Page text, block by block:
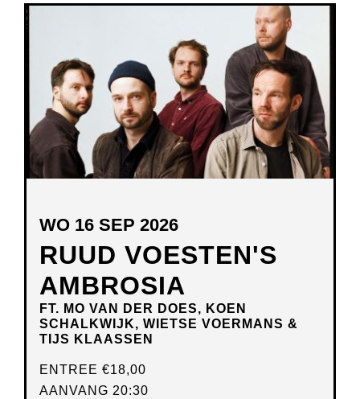
NIEUW
VENSTER
RUUD VOESTEN'S
AMBROSIA
FT. MO VAN DER DOES, KOEN
SCHALKWIJK, WIETSE VOERMANS &
TIJS KLAASSEN
WO 16 SEP 2026
ENTREE €18,00
AANVANG 20:30